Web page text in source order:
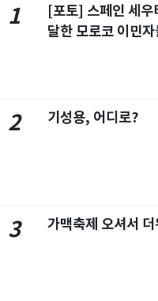
1
[포토] 스페인 세우
달한 모로코 이민
2 기성용, 어디로?
3 가맥축제 오셔서